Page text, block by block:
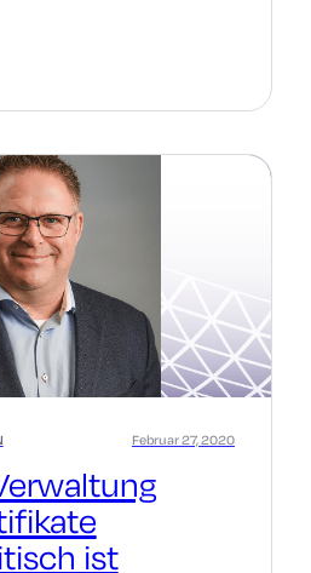
ist
Februar 27, 2020